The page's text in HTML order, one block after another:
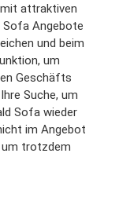
attraktiven
Sofa Angebote
und beim
um
Geschäfts
Suche, um
Sofa wieder
im Angebot
um trotzdem